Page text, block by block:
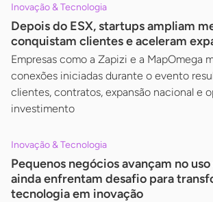
Inovação & Tecnologia
Depois do ESX, startups ampliam
conquistam clientes e aceleram
Empresas como a Zapizi e a MapOmega
conexões iniciadas durante o evento
clientes, contratos, expansão nacional e
investimento
Inovação & Tecnologia
Pequenos negócios avançam no
ainda enfrentam desafio para
tecnologia em inovação